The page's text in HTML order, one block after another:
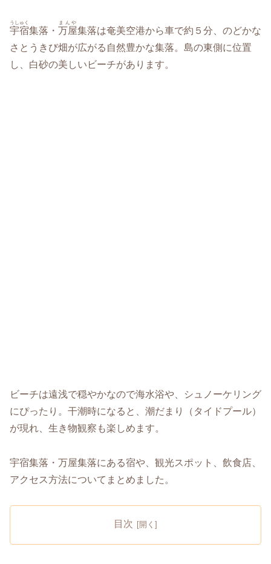
宇宿
うしゅく
集落・ 万屋
まんや
集落は奄美空港から車で約５分、のどかな
さとうきび畑が広がる自然豊かな集落。島の東側に位置
し、白砂の美しいビーチがあります。
ビーチは遠浅で穏やかなので海水浴や、シュノーケリング
にぴったり。干潮時になると、潮だまり（タイドプール）
が現れ、生き物観察も楽しめます。
宇宿集落・万屋集落にある宿や、観光スポット、飲食店、
アクセス方法についてまとめました。
目次